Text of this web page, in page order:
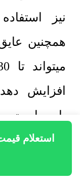
همچنین
افزایش
پایین است
در مقابل
صورت آتش